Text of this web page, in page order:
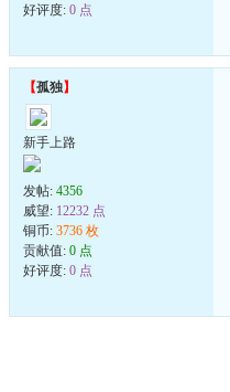
好评度: 0 点
【孤独】
新手上路
发帖: 4356
威望: 12232 点
铜币: 3736 枚
贡献值: 0 点
好评度: 0 点